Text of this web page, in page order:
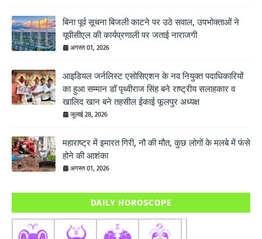
बिना पूर्व सूचना बिजली काटने पर उठे सवाल, उपभोक्ताओं ने
यूपीसीएल की कार्यप्रणाली पर जताई नाराजगी
अगस्त 01, 2026
आइडियल जर्नलिस्ट एसोसिएशन के नव नियुक्त पदाधिकारियों
का हुआ सम्मान डॉ पृथ्वीराज सिंह बने राष्ट्रीय सलाहकार व
खालिद खान बने तहसील ईकाई फूलपुर अध्यक्ष
जुलाई 28, 2026
महाराष्ट्र में इमारत गिरी, नौ की मौत, कुछ लोगों के मलबे में फंसे
होने की आशंका
अगस्त 01, 2026
DAILY HOROSCOPE